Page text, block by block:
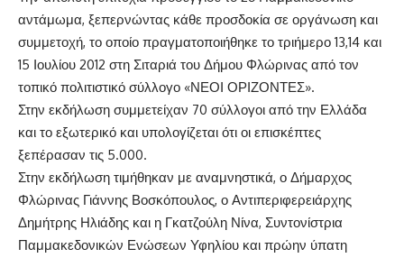
αντάμωμα, ξεπερνώντας κάθε προσδοκία σε οργάνωση και
συμμετοχή, το οποίο πραγματοποιήθηκε το τριήμερο 13,14 και
15 Ιουλίου 2012 στη Σιταριά του Δήμου Φλώρινας από τον
τοπικό πολιτιστικό σύλλογο «ΝΕΟΙ ΟΡΙΖΟΝΤΕΣ».
Στην εκδήλωση συμμετείχαν 70 σύλλογοι από την Ελλάδα
και το εξωτερικό και υπολογίζεται ότι οι επισκέπτες
ξεπέρασαν τις 5.000.
Στην εκδήλωση τιμήθηκαν με αναμνηστικά, ο Δήμαρχος
Φλώρινας Γιάννης Βοσκόπουλος, ο Αντιπεριφερειάρχης
Δημήτρης Ηλιάδης και η Γκατζούλη Νίνα, Συντονίστρια
Παμμακεδονικών Ενώσεων Υφηλίου και πρώην ύπατη